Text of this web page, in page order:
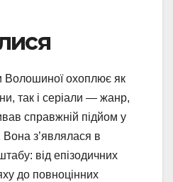
Волошиної охоплює як
так і серіали — жанр,
справжній підйом у
Вона з’являлася в
від епізодичних
до повноцінних